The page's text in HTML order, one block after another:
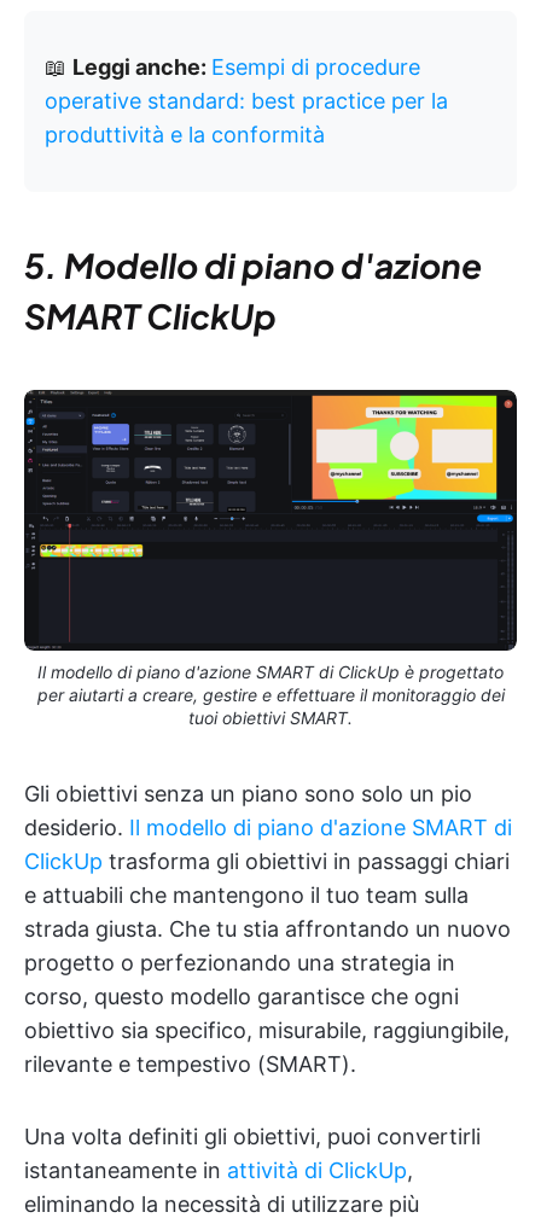
📖 Leggi anche: Esempi di procedure
operative standard: best practice per la
produttività e la conformità
5. Modello di piano d'azione
SMART ClickUp
Il modello di piano d'azione SMART di ClickUp è progettato
per aiutarti a creare, gestire e effettuare il monitoraggio dei
tuoi obiettivi SMART.
Gli obiettivi senza un piano sono solo un pio
desiderio. Il modello di piano d'azione SMART di
ClickUp trasforma gli obiettivi in passaggi chiari
e attuabili che mantengono il tuo team sulla
strada giusta. Che tu stia affrontando un nuovo
progetto o perfezionando una strategia in
corso, questo modello garantisce che ogni
obiettivo sia specifico, misurabile, raggiungibile,
rilevante e tempestivo (SMART).
Una volta definiti gli obiettivi, puoi convertirli
istantaneamente in attività di ClickUp,
eliminando la necessità di utilizzare più